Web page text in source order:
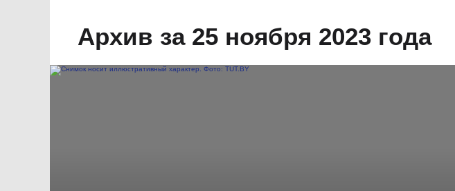
Архив за 25 ноября 2023 года